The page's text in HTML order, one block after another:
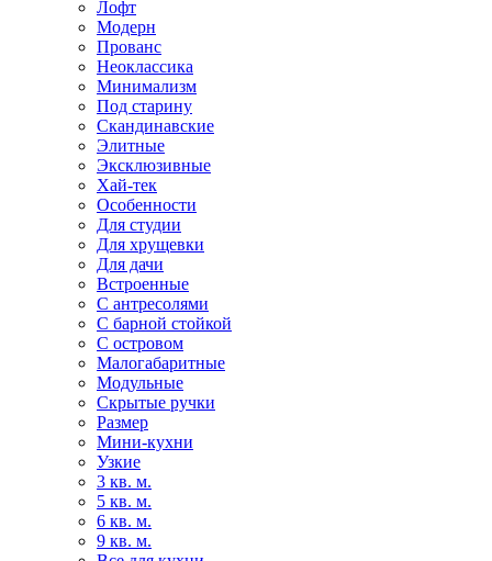
Лофт
Модерн
Прованс
Неоклассика
Минимализм
Под старину
Скандинавские
Элитные
Эксклюзивные
Хай-тек
Особенности
Для студии
Для хрущевки
Для дачи
Встроенные
С антресолями
С барной стойкой
С островом
Малогабаритные
Модульные
Скрытые ручки
Размер
Мини-кухни
Узкие
3 кв. м.
5 кв. м.
6 кв. м.
9 кв. м.